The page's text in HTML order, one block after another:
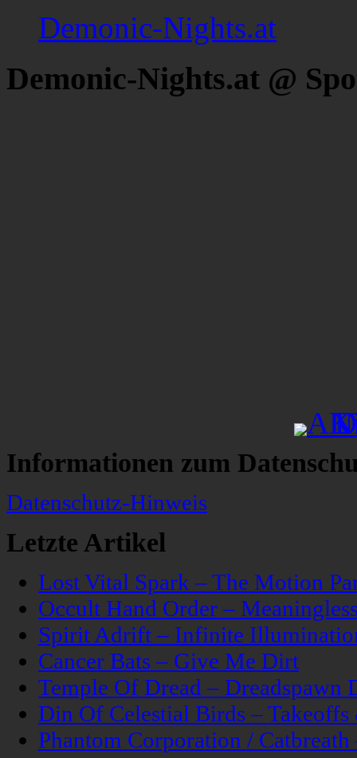
Demonic-Nights.at
Demonic-Nights.at @
Informationen zum
Datenschutz-Hinweis
Letzte Artikel
Lost Vital Spark – The Motion
Occult Hand Order –
Spirit Adrift – Infinite
Cancer Bats – Give Me Dirt
Temple Of Dread – Dreadspawn
Din Of Celestial Birds –
Phantom Corporation /